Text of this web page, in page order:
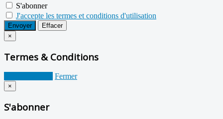
S'abonner
J'accepte les termes et conditions d'utilisation
Envoyer
Effacer
×
Termes & Conditions
Fermer
×
S'abonner